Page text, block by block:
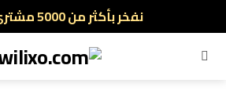
نفخر بأكثر من 5000 مشتري سعيد
أطلب الآن والدفع فقط عند
القائمة